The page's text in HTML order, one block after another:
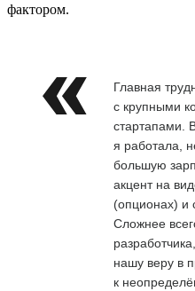
фактором.
Главная
с крупными
стартапами.
я работала,
большую
акцент на
(опционах) и
Сложнее
нашу веру в
к